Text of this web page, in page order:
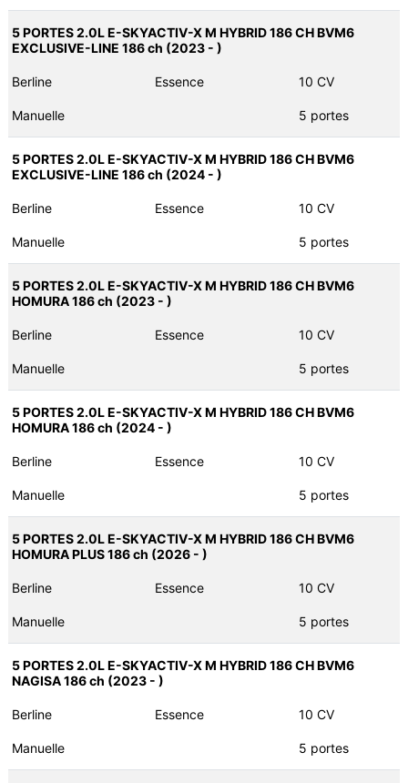
5 PORTES 2.0L E-SKYACTIV-X M HYBRID 186 CH BVM6
EXCLUSIVE-LINE 186 ch (2023 - )
Berline Essence 10 CV
Manuelle 5 portes
5 PORTES 2.0L E-SKYACTIV-X M HYBRID 186 CH BVM6
EXCLUSIVE-LINE 186 ch (2024 - )
Berline Essence 10 CV
Manuelle 5 portes
5 PORTES 2.0L E-SKYACTIV-X M HYBRID 186 CH BVM6
HOMURA 186 ch (2023 - )
Berline Essence 10 CV
Manuelle 5 portes
5 PORTES 2.0L E-SKYACTIV-X M HYBRID 186 CH BVM6
HOMURA 186 ch (2024 - )
Berline Essence 10 CV
Manuelle 5 portes
5 PORTES 2.0L E-SKYACTIV-X M HYBRID 186 CH BVM6
HOMURA PLUS 186 ch (2026 - )
Berline Essence 10 CV
Manuelle 5 portes
5 PORTES 2.0L E-SKYACTIV-X M HYBRID 186 CH BVM6
NAGISA 186 ch (2023 - )
Berline Essence 10 CV
Manuelle 5 portes